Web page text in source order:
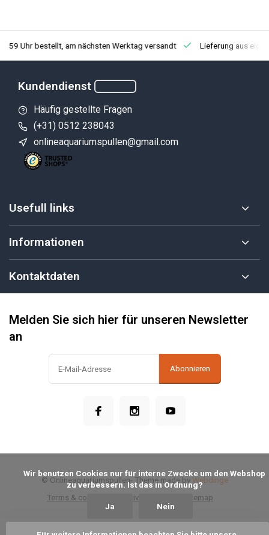
Uhr bestellt, am nächsten Werktag versandt Lieferung aus
Kundendienst
Häufig gestellte Fragen
(+31) 0512 238043
onlineaquariumspullen@gmail.com
Usefull links
Informationen
Kontaktdaten
Melden Sie sich hier für unseren Newsletter
an
Abonnieren
Terms & conditions Privacy Policy Sitemap
© Onlineaquariumspullen- Theme made by Webdinge
zu verbessern. Ist das in Ordnung?
Ja Nein